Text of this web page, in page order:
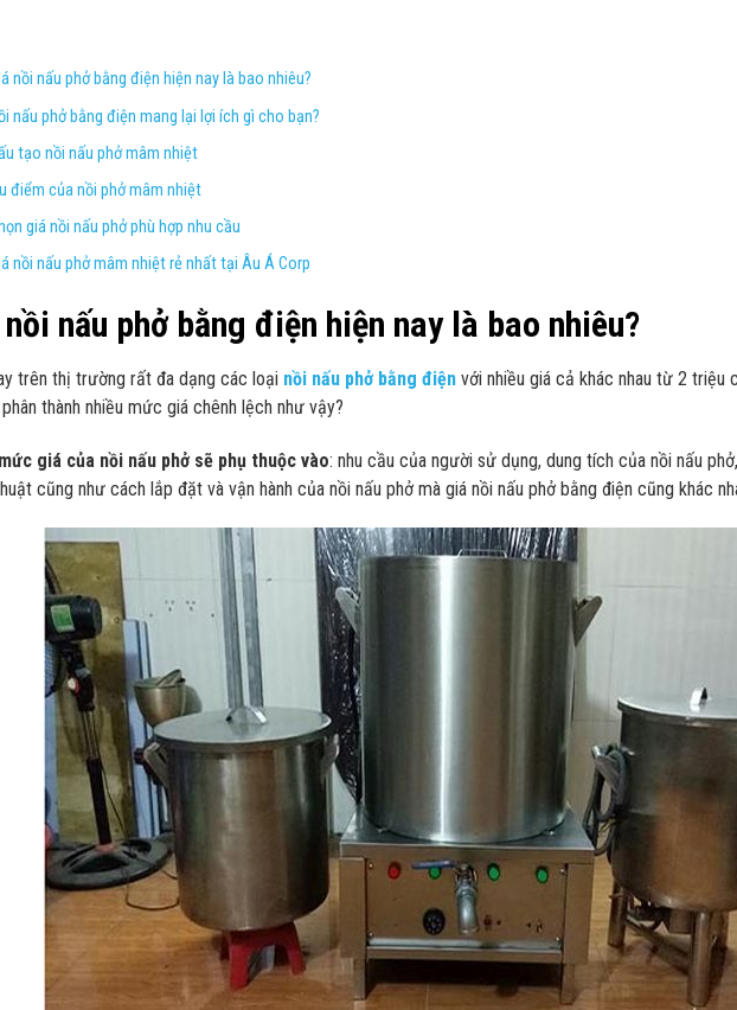
nồi nấu phở bằng điện hiện nay là bao nhiêu?
nấu phở bằng điện mang lại lợi ích gì cho bạn?
tạo nồi nấu phở mâm nhiệt
điểm của nồi phở mâm nhiệt
giá nồi nấu phở phù hợp nhu cầu
nồi nấu phở mâm nhiệt rẻ nhất tại Âu Á Corp
nấu phở bằng điện hiện nay là bao nhiêu?
trên thị trường rất đa dạng các loại nồi nấu phở bằng điệnvới nhiều giá cả khác nhau từ 2 triệu
thành nhiều mức giá chênh lệch như vậy?
giá của nồi nấu phở sẽ phụ thuộc vào: nhu cầu của người sử dụng, dung tích của nồi nấu
cũng như cách lắp đặt và vận hành của nồi nấu phở mà giá nồi nấu phở bằng điện cũng khác